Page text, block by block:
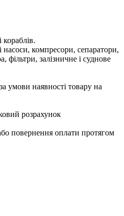
кораблів.
насоси, компресори, сепаратори,
фільтри, залізничне і суднове
умови наявності товару на
розрахунок
повернення оплати протягом